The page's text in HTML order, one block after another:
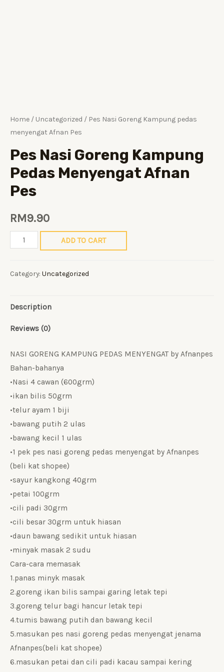
Home / Uncategorized / Pes Nasi Goreng Kampung pedas
menyengat Afnan Pes
Pes Nasi Goreng Kampung
Pedas Menyengat Afnan
Pes
RM9.90
Kampung
menyengat
quantity
ADD TO CART
Category: Uncategorized
Description
Reviews (0)
NASI GORENG KAMPUNG PEDAS MENYENGAT by Afnanpes
Bahan-bahanya
•Nasi 4 cawan (600grm)
•ikan bilis 50grm
•telur ayam 1 biji
•bawang putih 2 ulas
•bawang kecil 1 ulas
•1 pek pes nasi goreng pedas menyengat by Afnanpes
(beli kat shopee)
•sayur kangkong 40grm
•petai 100grm
•cili padi 30grm
•cili besar 30grm untuk hiasan
•daun bawang sedikit untuk hiasan
•minyak masak 2 sudu
Cara-cara memasak
1.panas minyk masak
2.goreng ikan bilis sampai garing letak tepi
3.goreng telur bagi hancur letak tepi
4.tumis bawang putih dan bawang kecil
5.masukan pes nasi goreng pedas menyengat jenama
Afnanpes(beli kat shopee)
6.masukan petai dan cili padi kacau sampai kering